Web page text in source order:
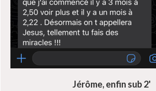
Jérôme, enfin sub 2'